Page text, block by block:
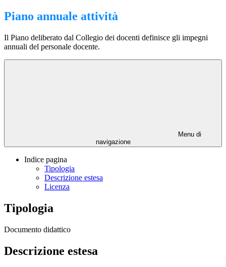
Piano annuale attività
Il Piano deliberato dal Collegio dei docenti definisce gli impegni
annuali del personale docente.
Menu di
navigazione
Indice pagina
Tipologia
Descrizione estesa
Licenza
Tipologia
Documento didattico
Descrizione estesa